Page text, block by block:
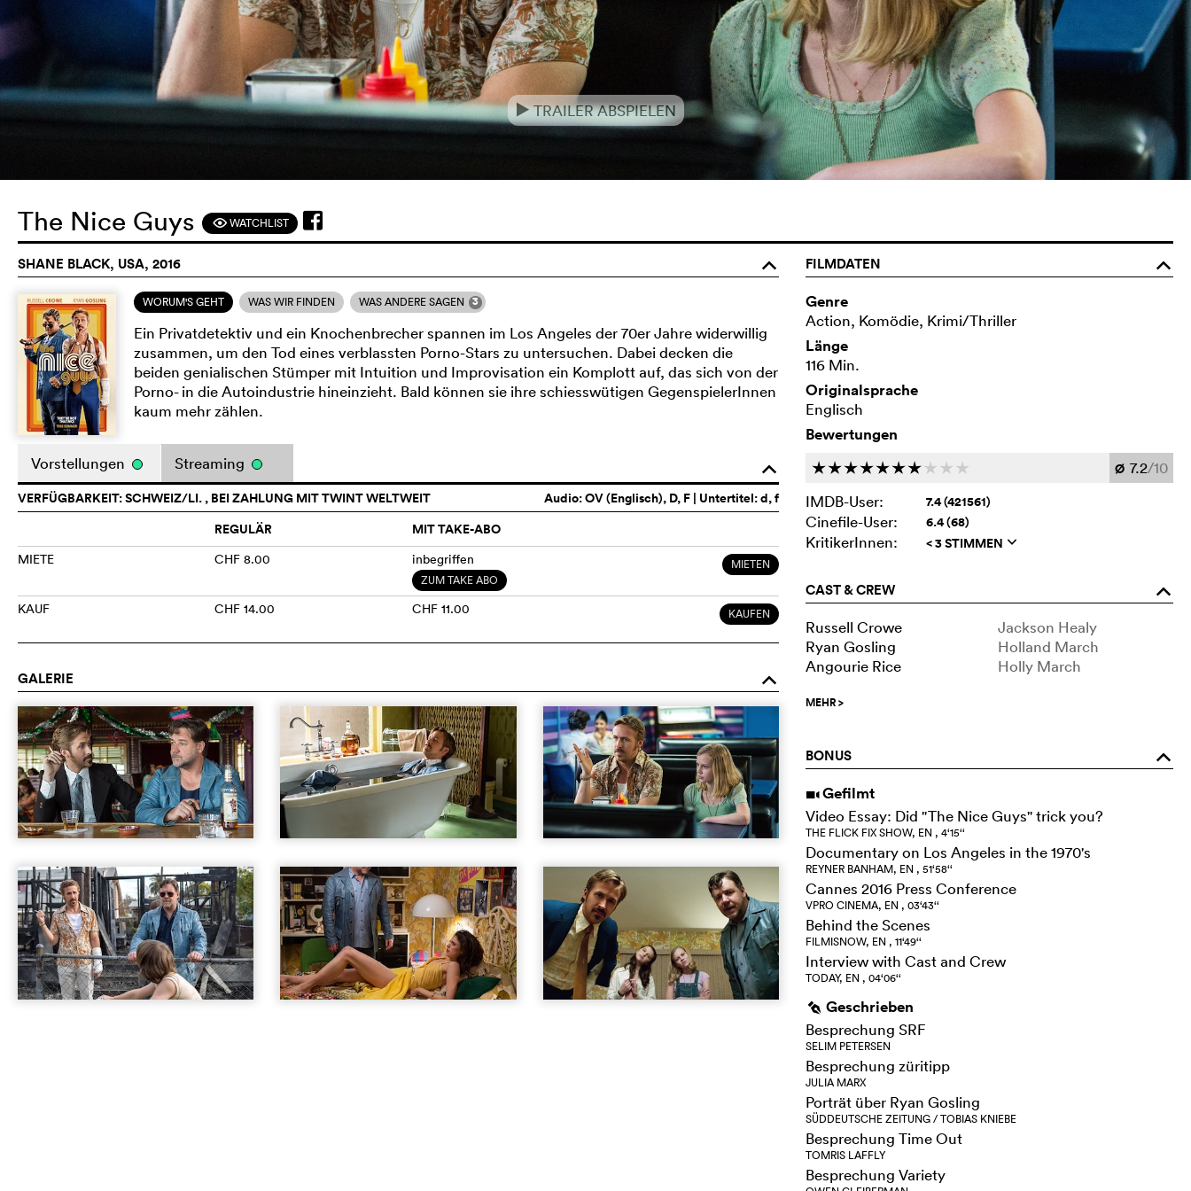
eTRAILER ABSPIELEN
The Nice Guys FWATCHLIST
SHANE BLACK, USA, 2016 o
WORUM'S GEHT WAS WIR FINDEN WAS ANDERE SAGEN 3
Ein Privatdetektiv und ein Knochenbrecher spannen im Los Angeles der 70er Jahre widerwillig
zusammen, um den Tod eines verblassten Porno-Stars zu untersuchen. Dabei decken die
beiden genialischen Stümper mit Intuition und Improvisation ein Komplott auf, das sich von der
Porno- in die Autoindustrie hineinzieht. Bald können sie ihre schiesswütigen GegenspielerInnen
kaum mehr zählen.
o
Vorstellungen Streaming
Audio:OV (Englisch), D, F | Untertitel: d, f
VERFÜGBARKEIT: SCHWEIZ/LI. , BEI ZAHLUNG MIT TWINT WELTWEIT
REGULÄR
MIT TAKE-ABO
MIETE CHF 8.00 inbegriffen
ZUM TAKE ABO
MIETEN
KAUF CHF 14.00 CHF 11.00 KAUFEN
GALERIE o
FILMDATEN
o
Genre
Action, Komödie, Krimi/Thriller
Länge
116 Min.
Originalsprache
Englisch
Bewertungen
ccccccc c c c Ø 7.2/10
IMDB-User:
7.4 (421561)
Cinefile-User: 6.4 (68)
KritikerInnen: < 3 STIMMEN q
CAST & CREW o
Russell Crowe
Jackson Healy
Ryan Gosling
Holland March
Angourie Rice
Holly March
MEHR>
BONUS o
i Gefilmt
Video Essay: Did "The Nice Guys" trick you?
THE FLICK FIX SHOW, EN , 4‘15‘‘
Documentary on Los Angeles in the 1970's
REYNER BANHAM, EN , 51‘58‘‘
Cannes 2016 Press Conference
VPRO CINEMA, EN , 03‘43‘‘
Behind the Scenes
FILMISNOW, EN , 11‘49‘‘
Interview with Cast and Crew
TODAY, EN , 04‘06‘‘
g Geschrieben
Besprechung SRF
SELIM PETERSEN
Besprechung züritipp
JULIA MARX
Porträt über Ryan Gosling
SÜDDEUTSCHE ZEITUNG / TOBIAS KNIEBE
Besprechung Time Out
TOMRIS LAFFLY
Besprechung Variety